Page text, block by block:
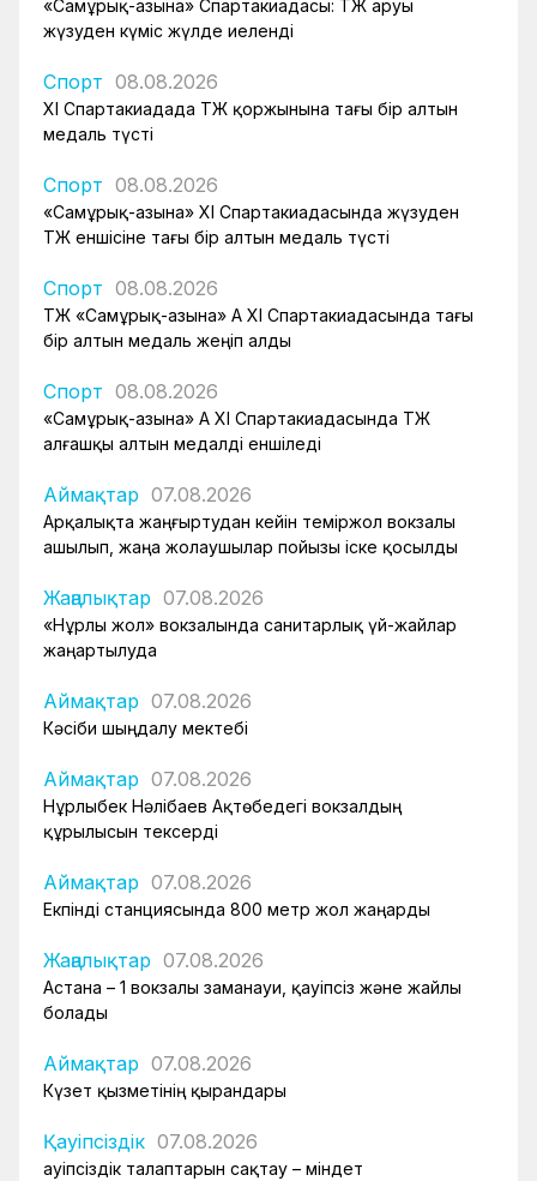
«Самұрық-Қазына» Спартакиадасы: ҚТЖ аруы
жүзуден күміс жүлде иеленді
Спорт 08.08.2026
XI Спартакиадада ҚТЖ қоржынына тағы бір алтын
медаль түсті
Спорт 08.08.2026
«Самұрық-Қазына» XI Спартакиадасында жүзуден
ҚТЖ еншісіне тағы бір алтын медаль түсті
Спорт 08.08.2026
ҚТЖ «Самұрық-Қазына» АҚ XI Спартакиадасында тағы
бір алтын медаль жеңіп алды
Спорт 08.08.2026
«Самұрық-Қазына» АҚ XI Спартакиадасында ҚТЖ
алғашқы алтын медалді еншіледі
Аймақтар 07.08.2026
Арқалықта жаңғыртудан кейін теміржол вокзалы
ашылып, жаңа жолаушылар пойызы іске қосылды
Жаңалықтар 07.08.2026
«Нұрлы жол» вокзалында санитарлық үй-жайлар
жаңартылуда
Аймақтар 07.08.2026
Кәсіби шыңдалу мектебі
Аймақтар 07.08.2026
Нұрлыбек Нәлібаев Ақтөбедегі вокзалдың
құрылысын тексерді
Аймақтар 07.08.2026
Екпінді станциясында 800 метр жол жаңарды
Жаңалықтар 07.08.2026
Астана – 1 вокзалы заманауи, қауіпсіз және жайлы
болады
Аймақтар 07.08.2026
Күзет қызметінің қырандары
Қауіпсіздік 07.08.2026
Қауіпсіздік талаптарын сақтау – міндет